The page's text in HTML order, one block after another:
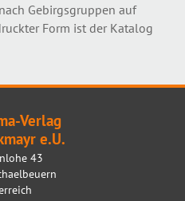
Gebirgsgruppen auf
Form ist der Katalog
Verlag
e.U.
43